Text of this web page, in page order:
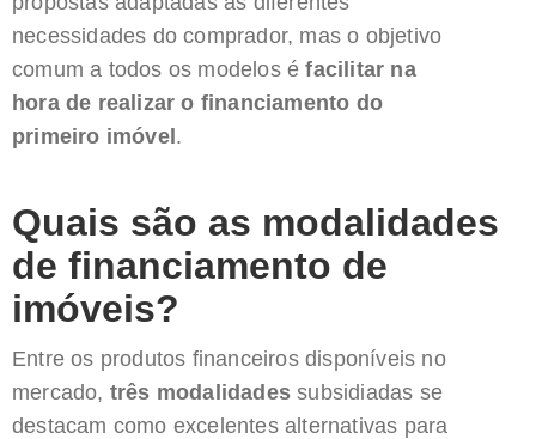
necessidades do comprador, mas o objetivo
comum a todos os modelos éfacilitar na
hora de realizar o financiamento do
primeiro imóvel .
Quais são as modalidades
de financiamento de
imóveis?
Entre os produtos financeiros disponíveis no
mercado, três modalidades subsidiadas se
destacam como excelentes alternativas para